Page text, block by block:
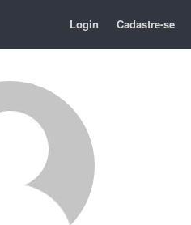
Login Cadastre-se